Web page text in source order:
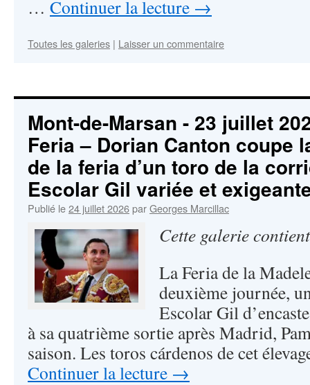
… Continuer la lecture →
Toutes les galeries | Laisser un commentaire
Mont-de-Marsan - 23 juillet
Feria – Dorian Canton coupe
de la feria d’un toro de la
Escolar Gil variée et
Publié le24 juillet 2026parGeorges Marcillac
Cette galerie
La Feria de la
deuxième journée,
Escolar Gil
à sa quatrième sortie après Madrid,
saison. Les toros cárdenos de cet
Continuer la lecture →